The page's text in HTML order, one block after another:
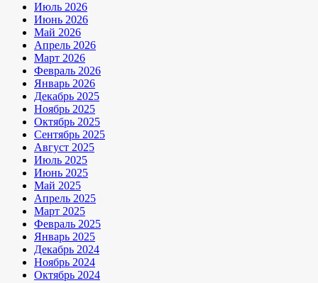
Июль 2026
Июнь 2026
Май 2026
Апрель 2026
Март 2026
Февраль 2026
Январь 2026
Декабрь 2025
Ноябрь 2025
Октябрь 2025
Сентябрь 2025
Август 2025
Июль 2025
Июнь 2025
Май 2025
Апрель 2025
Март 2025
Февраль 2025
Январь 2025
Декабрь 2024
Ноябрь 2024
Октябрь 2024